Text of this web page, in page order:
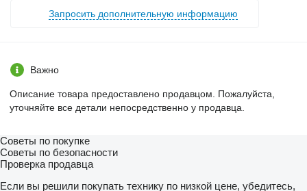
Запросить дополнительную информацию
Важно
Описание товара предоставлено продавцом. Пожалуйста,
уточняйте все детали непосредственно у продавца.
Советы по покупке
Советы по безопасности
Проверка продавца
Если вы решили покупать технику по низкой цене, убедитесь,